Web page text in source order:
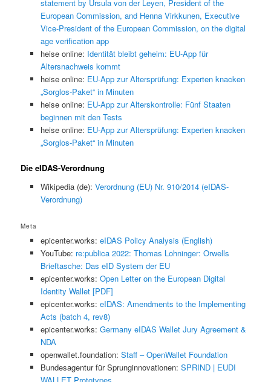
statement by Ursula von der Leyen, President of the
European Commission, and Henna Virkkunen, Executive
Vice-President of the European Commission, on the digital
age verification app
heise online: Identität bleibt geheim: EU-App für
Altersnachweis kommt
heise online: EU-App zur Altersprüfung: Experten knacken
„Sorglos-Paket“ in Minuten
heise online: EU-App zur Alterskontrolle: Fünf Staaten
beginnen mit den Tests
heise online: EU-App zur Altersprüfung: Experten knacken
„Sorglos-Paket“ in Minuten
Die eIDAS-Verordnung
Wikipedia (de): Verordnung (EU) Nr. 910/2014 (eIDAS-
Verordnung)
Meta
epicenter.works: eIDAS Policy Analysis (English)
YouTube: re:publica 2022: Thomas Lohninger: Orwells
Brieftasche: Das eID System der EU
epicenter.works: Open Letter on the European Digital
Identity Wallet [PDF]
epicenter.works: eIDAS: Amendments to the Implementing
Acts (batch 4, rev8)
epicenter.works: Germany eIDAS Wallet Jury Agreement &
NDA
openwallet.foundation: Staff – OpenWallet Foundation
Bundesagentur für Sprunginnovationen: SPRIND | EUDI